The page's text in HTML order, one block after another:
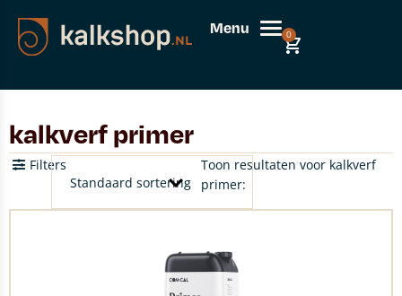
Menu 0
kalkverf primer
Toon resultaten voor kalkverf
primer:
Filters